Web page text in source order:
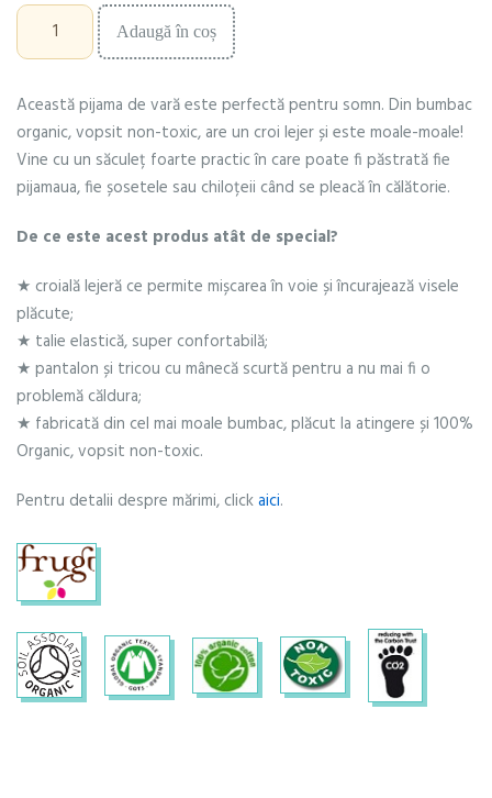
Cantitate
Pijama,
"vis
vară"
Adaugă în coș
Această pijama de vară este perfectă pentru somn. Din bumbac
organic, vopsit non-toxic, are un croi lejer și este moale-moale!
Vine cu un săculeț foarte practic în care poate fi păstrată fie
pijamaua, fie șosetele sau chiloțeii când se pleacă în călătorie.
De ce este acest produs atât de special?
★ croială lejeră ce permite mișcarea în voie și încurajează visele
plăcute;
★ talie elastică, super confortabilă;
★ pantalon și tricou cu mânecă scurtă pentru a nu mai fi o
problemă căldura;
★ fabricată din cel mai moale bumbac, plăcut la atingere și 100%
Organic, vopsit non-toxic.
Pentru detalii despre mărimi, clickaici.